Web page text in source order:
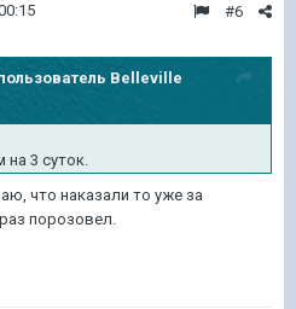
#6
Belleville
на 3 суток.
что наказали то уже за
порозовел.